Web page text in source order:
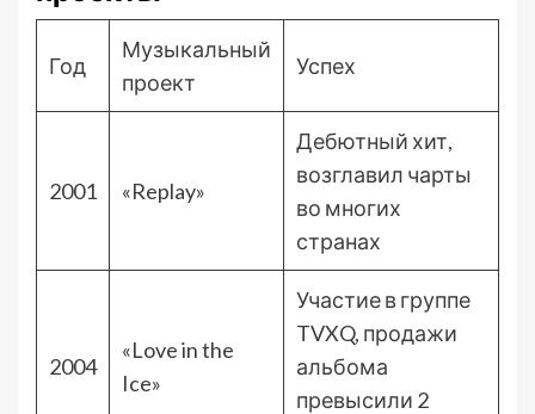
Год
Музыкальный
проект
Успех
2001 «Replay»
Дебютный хит,
возглавил чарты
во многих
странах
2004
«Love in the
Ice»
Участие в группе
TVXQ, продажи
альбома
превысили 2